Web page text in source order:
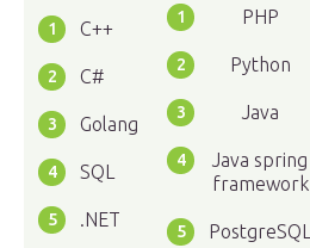
C++
C#
Golang
SQL
.NET
PHP
Python
Java
Java spring
framework
PostgreSQL